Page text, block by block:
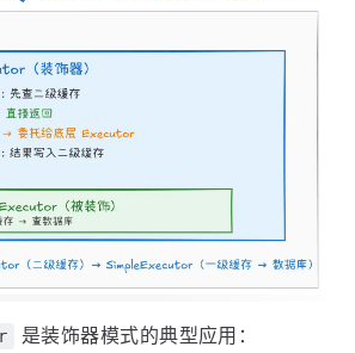
是装饰器模式的典型应用：